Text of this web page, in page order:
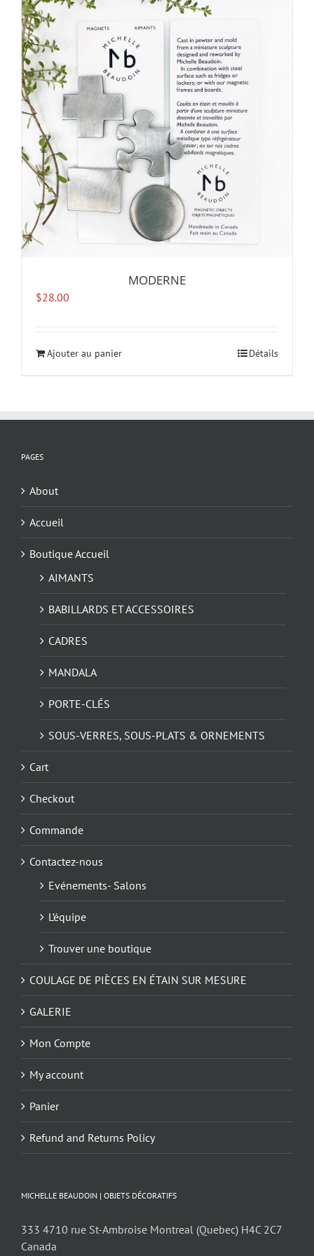
MODERNE
$28.00
Ajouter au panier Détails
PAGES
About
Accueil
Boutique Accueil
AIMANTS
BABILLARDS ET ACCESSOIRES
CADRES
MANDALA
PORTE-CLÉS
SOUS-VERRES, SOUS-PLATS & ORNEMENTS
Cart
Checkout
Commande
Contactez-nous
Evénements- Salons
L’équipe
Trouver une boutique
COULAGE DE PIÈCES EN ÉTAIN SUR MESURE
GALERIE
Mon Compte
My account
Panier
Refund and Returns Policy
MICHELLE BEAUDOIN | OBJETS DÉCORATIFS
333 4710 rue St-Ambroise Montreal (Quebec) H4C 2C7
Canada